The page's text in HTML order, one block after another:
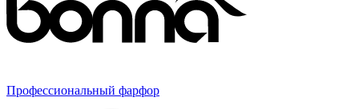
Профессиональный фарфор